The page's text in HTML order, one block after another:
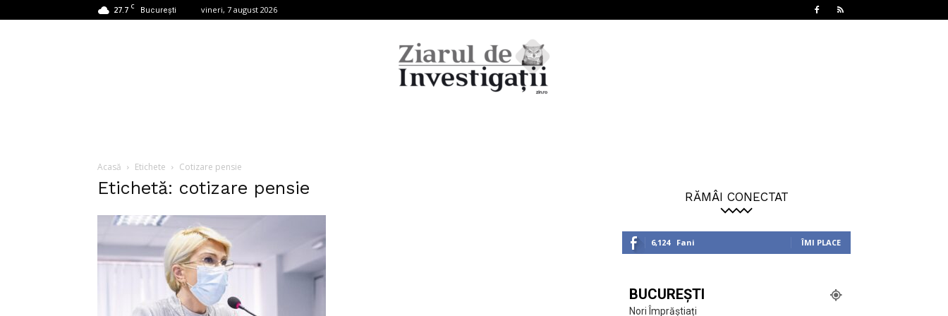
27.7 C București vineri, 7 august 2026
Acasă Etichete Cotizare pensie
Etichetă: cotizare pensie RĂMÂI CONECTAT
6,124 Fani ÎMI PLACE
BUCUREȘTI
Nori Împrăștiați